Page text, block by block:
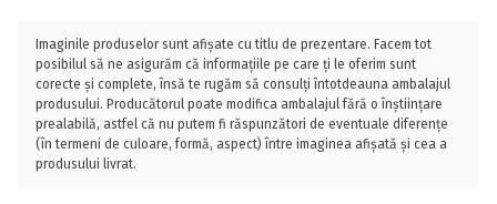
Imaginile produselor sunt afișate cu titlu de prezentare. Facem tot
posibilul să ne asigurăm că informațiile pe care ți le oferim sunt
corecte și complete, însă te rugăm să consulți întotdeauna ambalajul
produsului. Producătorul poate modifica ambalajul fără o înștiințare
prealabilă, astfel că nu putem fi răspunzători de eventuale diferențe
(în termeni de culoare, formă, aspect) între imaginea afișată și cea a
produsului livrat.